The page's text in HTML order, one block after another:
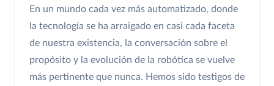
En un mundo cada vez más automatizado, donde
la tecnología se ha arraigado en casi cada faceta
de nuestra existencia, la conversación sobre el
propósito y la evolución de la robótica se vuelve
más pertinente que nunca. Hemos sido testigos de